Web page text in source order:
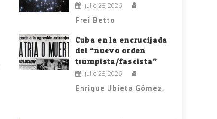
julio 28, 2026
Frei Betto
Cuba en la encrucijada
del “nuevo orden
trumpista/fascista”
julio 28, 2026
Enrique Ubieta Gómez.